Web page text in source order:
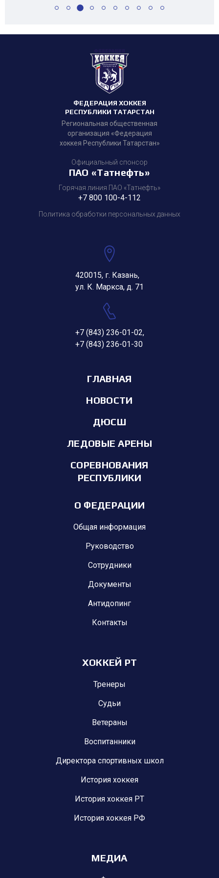
ФЕДЕРАЦИЯ ХОККЕЯ
РЕСПУБЛИКИ ТАТАРСТАН
Региональная общественная
организация «Федерация
хоккея Республики Татарстан»
Официальный спонсор
ПАО «Татнефть»
Горячая линия ПАО «Татнефть»
+7 800 100-4-112
Политика обработки персональных данных
420015, г. Казань,
ул. К. Маркса, д. 71
+7 (843) 236-01-02,
+7 (843) 236-01-30
ГЛАВНАЯ
НОВОСТИ
ДЮСШ
ЛЕДОВЫЕ АРЕНЫ
СОРЕВНОВАНИЯ
РЕСПУБЛИКИ
О ФЕДЕРАЦИИ
Общая информация
Руководство
Сотрудники
Документы
Антидопинг
Контакты
ХОККЕЙ РТ
Тренеры
Судьи
Ветераны
Воспитанники
Директора спортивных школ
История хоккея
История хоккея РТ
История хоккея РФ
МЕДИА